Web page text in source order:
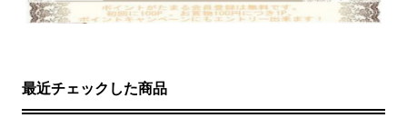
最近チェックした商品